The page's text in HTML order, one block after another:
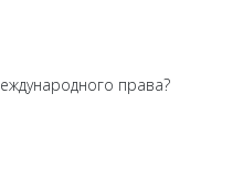
права?